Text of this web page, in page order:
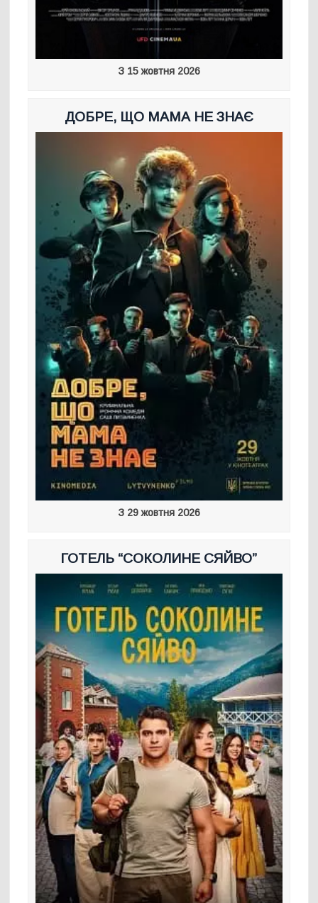
З 15 жовтня 2026
ДОБРЕ, ЩО МАМА НЕ ЗНАЄ
З 29 жовтня 2026
ГОТЕЛЬ “СОКОЛИНЕ СЯЙВО”